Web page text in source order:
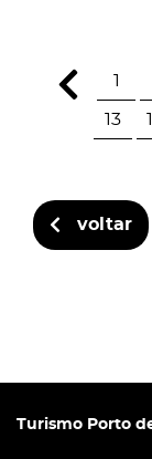
1
13
voltar
Turismo Porto